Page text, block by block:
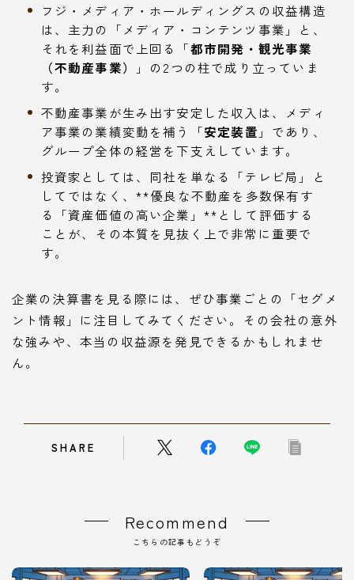
フジ・メディア・ホールディングスの収益構造
は、主力の「メディア・コンテンツ事業」と、
それを利益面で上回る「都市開発・観光事業
（不動産事業）
」の2つの柱で成り立っていま
す。
不動産事業が生み出す安定した収入は、メディ
ア事業の業績変動を補う「安定装置 」であり、
グループ全体の経営を下支えしています。
投資家としては、同社を単なる「テレビ局」と
してではなく、**優良な不動産を多数保有す
る「資産価値の高い企業」**として評価する
ことが、その本質を見抜く上で非常に重要で
す。
企業の決算書を見る際には、ぜひ事業ごとの「セグメ
ント情報」に注目してみてください。その会社の意外
な強みや、本当の収益源を発見できるかもしれませ
ん。
SHARE
Recommend
こちらの記事もどうぞ